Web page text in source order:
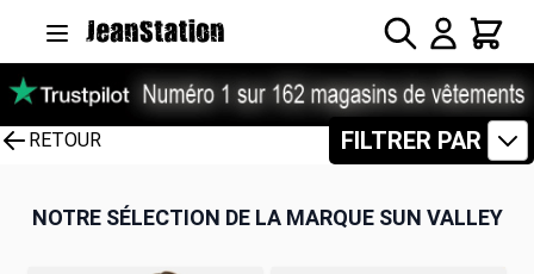
Rechercher
Panier
RETOUR
NOTRE SÉLECTION DE LA MARQUE SUN VALLEY
FILTRER PAR